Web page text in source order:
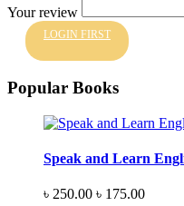
Your review
LOGIN FIRST
Popular Books
Speak and Learn
৳ 250.00 ৳ 175.00